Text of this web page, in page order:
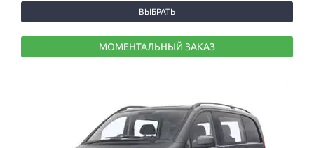
ВЫБРАТЬ
МОМЕНТАЛЬНЫЙ ЗАКАЗ